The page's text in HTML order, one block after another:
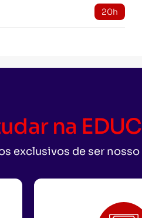
20h
na
exclusivos de ser nosso